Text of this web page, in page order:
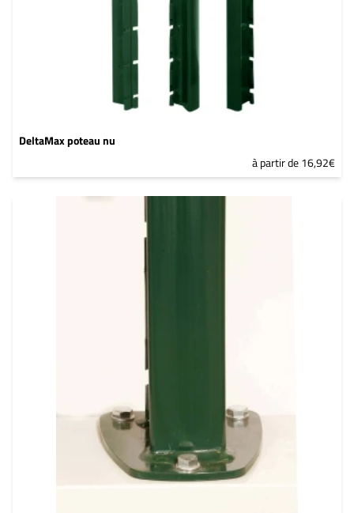
DeltaMax poteau nu
à partir de 16,92€